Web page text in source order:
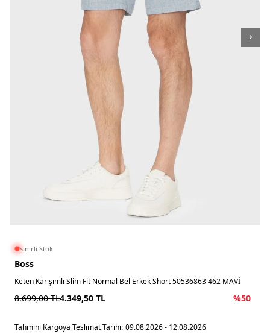
Sınırlı Stok
Boss
Keten Karışımlı Slim Fit Normal Bel Erkek Short 50536863 462 MAVİ
8.699,00TL4.349,50 TL %50
Tahmini Kargoya Teslimat Tarihi: 09.08.2026 - 12.08.2026